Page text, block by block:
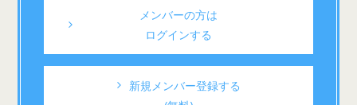
メンバーの方は
ログインする
新規メンバー登録する